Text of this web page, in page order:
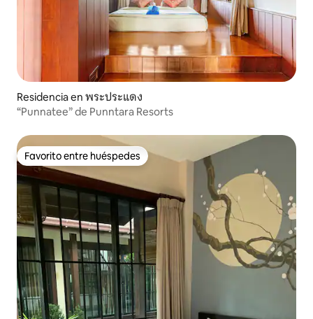
Residencia en พระประแดง
“Punnatee” de Punntara Resorts
Favorito entre huéspedes
Favorito entre huéspedes